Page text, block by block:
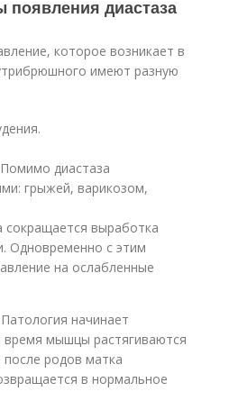
появления диастаза
которое возникает в
имеют разную
диастаза
грыжей, варикозом,
выработка
Одновременно с этим
на ослабленные
начинает
время мышцы растягиваются
родов матка
в нормальное